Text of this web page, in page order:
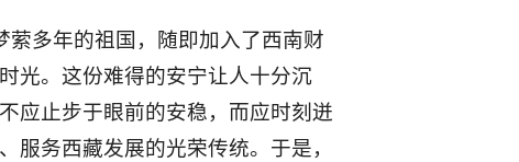
萦多年的祖国，随即加入了西南财
光。这份难得的安宁让人十分沉
应止步于眼前的安稳，而应时刻迸
服务西藏发展的光荣传统。于是，